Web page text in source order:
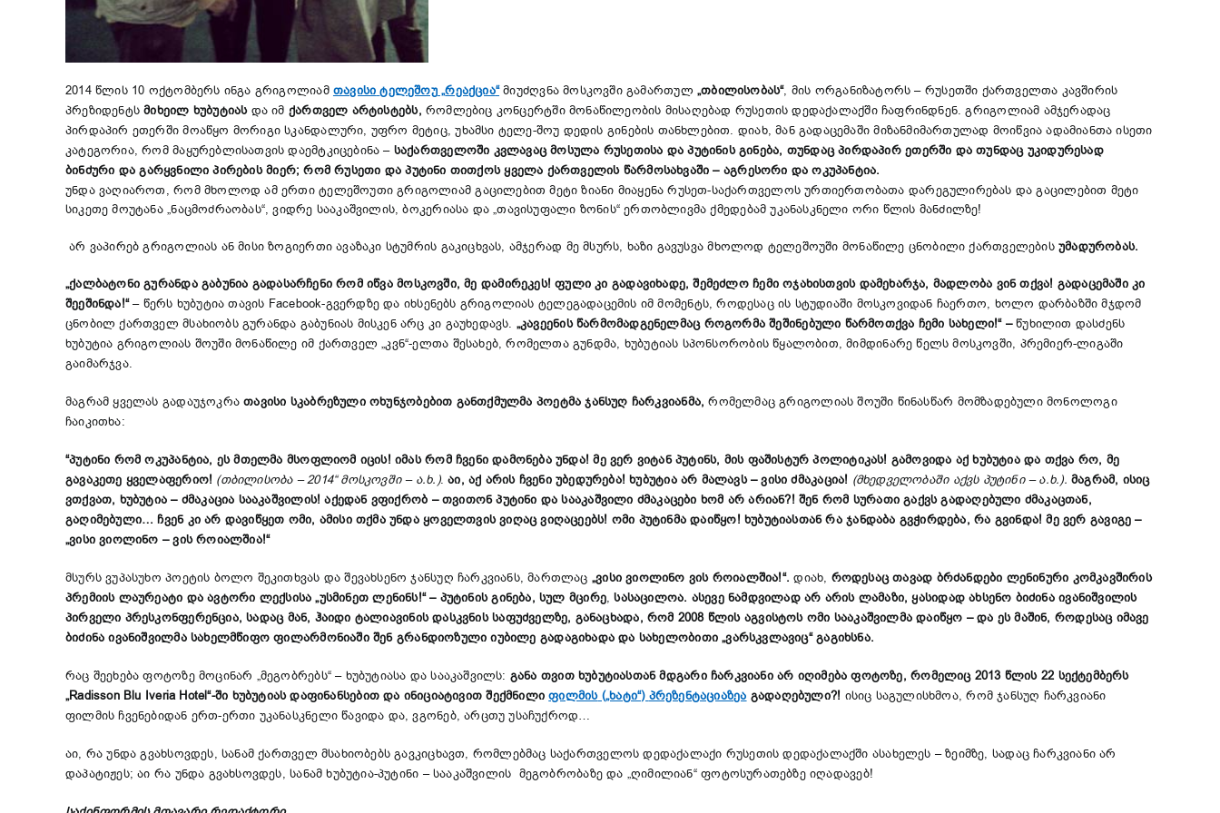
2014 წლის 10 ოქტომბერს ინგა გრიგოლიამ თავისი ტელეშოუ„რეაქცია“ მიუძღვნა მოსკოვში გამართულ „თბილისობას“, მის ორგანიზატორს – რუსეთში ქართველთა კავშირის
პრეზიდენტსმიხეილ ხუბუტიასდა იმ ქართველ არტისტებს, რომლებიც კონცერტში მონაწილეობის მისაღებად რუსეთის დედაქალაქში ჩაფრინდნენ. გრიგოლიამ ამჯერადაც
პირდაპირ ეთერში მოაწყო მორიგი სკანდალური, უფრო მეტიც, უხამსი ტელე-შოუ დედის გინების თანხლებით. დიახ, მან გადაცემაში მიზანმიმართულად მოიწვია ადამიანთა ისეთი
კატეგორია, რომ მაყურებლისათვის დაემტკიცებინა – საქართველოში კვლავაც მოსულა რუსეთისა და პუტინის გინება, თუნდაც პირდაპირ ეთერში და თუნდაც უკიდურესად
ბინძური და გარყვნილი პირების მიერ;რომრუსეთი და პუტინი თითქოს ყველა ქართველის წარმოსახვაში – აგრესორი და ოკუპანტია.
უნდა ვაღიაროთ, რომ მხოლოდ ამ ერთი ტელეშოუთი გრიგოლიამ გაცილებით მეტი ზიანი მიაყენა რუსეთ-საქართველოს ურთიერთობათა დარეგულირებას და გაცილებით მეტი
სიკეთე მოუტანა „ნაცმოძრაობას“, ვიდრე სააკაშვილის, ბოკერიასა და „თავისუფალი ზონის“ ერთობლივმა ქმედებამ უკანასკნელი ორი წლის მანძილზე!
არ ვაპირებ გრიგოლიას ან მისი ზოგიერთი ავაზაკი სტუმრის გაკიცხვას, ამჯერად მე მსურს, ხაზი გავუსვა მხოლოდ ტელეშოუში მონაწილე ცნობილი ქართველების უმადურობას.
„ქალბატონი გურანდა გაბუნია გადასარჩენი რომ იწვა მოსკოვში,მე დამირეკეს!ფული კი გადავიხადე,შემეძლო ჩემი ოჯახისთვის დამეხარჯა, მადლობა ვინ თქვა! გადაცემაში კი
შეეშინდა!“– წერს ხუბუტია თავის Facebook-გვერდზე და იხსენებს გრიგოლიას ტელეგადაცემის იმ მომენტს, როდესაც ის სტუდიაში მოსკოვიდან ჩაერთო, ხოლო დარბაზში მჯდომ
ცნობილ ქართველ მსახიობს გურანდა გაბუნიას მისკენ არც კი გაუხედავს. „კავეენის წარმომადგენელმაც როგორმა შეშინებული წარმოთქვა ჩემი სახელი!“–წუხილით დასძენს
ხუბუტია გრიგოლიას შოუში მონაწილე იმ ქართველ „კვნ“-ელთა შესახებ, რომელთა გუნდმა, ხუბუტიას სპონსორობის წყალობით, მიმდინარე წელს მოსკოვში, პრემიერ-ლიგაში
გაიმარჯვა.
მაგრამ ყველას გადაუჯოკრათავისი სკაბრეზული ოხუნჯობებით განთქმულმა პოეტმა ჯანსუღ ჩარკვიანმა, რომელმაც გრიგოლიას შოუში წინასწარ მომზადებული მონოლოგი
ჩაიკითხა:
“პუტინი რომ ოკუპანტია, ეს მთელმა მსოფლიომ იცის! იმას რომ ჩვენი დამონება უნდა! მე ვერ ვიტან პუტინს, მის ფაშისტურ პოლიტიკას! გამოვიდა აქ ხუბუტია და თქვა რო, მე
გავაკეთე ყველაფერიო! (თბილისობა – 2014“ მოსკოვში – ა.ხ.).აი, აქ არის ჩვენი უბედურება! ხუბუტია არ მალავს – ვისი ძმაკაცია! (მხედველობაში აქვს პუტინი – ა.ხ.). მაგრამ, ისიც
ვთქვათ, ხუბუტია – ძმაკაცია სააკაშვილის! აქედან ვფიქრობ – თვითონ პუტინი და სააკაშვილი ძმაკაცები ხომ არ არიან?! შენ რომ სურათი გაქვს გადაღებული ძმაკაცთან,
გაღიმებული… ჩვენ კი არ დავიწყეთ ომი, ამისი თქმა უნდა ყოველთვის ვიღაც ვიღაცეებს! ომი პუტინმა დაიწყო! ხუბუტიასთან რა ჯანდაბა გვჭირდება, რა გვინდა! მე ვერ გავიგე –
„ვისი ვიოლინო – ვის როიალშია!“
მსურს ვუპასუხო პოეტის ბოლო შეკითხვას და შევახსენო ჯანსუღ ჩარკვიანს, მართლაც „ვისი ვიოლინო ვის როიალშია!“.დიახ, როდესაც თავად ბრძანდები ლენინური კომკავშირის
პრემიის ლაურეატი და ავტორი ლექსისა „უსმინეთ ლენინს!“ – პუტინის გინება,სულ მცირე, სასაცილოა. ასევე ნამდვილად არ არის ლამაზი,ყასიდად ახსენო ბიძინა ივანიშვილის
პირველი პრესკონფერენცია,სადაც მან, ჰაიდი ტალიავინის დასკვნის საფუძველზე, განაცხადა, რომ 2008 წლის აგვისტოს ომი სააკაშვილმა დაიწყო –და ეს მაშინ, როდესაც იმავე
ბიძინა ივანიშვილმა სახელმწიფო ფილარმონიაშიშენ გრანდიოზული იუბილე გადაგიხადა და სახელობითი„ვარსკვლავიც“გაგიხსნა.
რაც შეეხება ფოტოზე მოცინარ „მეგობრებს“ – ხუბუტიასა და სააკაშვილს: განა თვით ხუბუტიასთან მდგარი ჩარკვიანი არ იღიმება ფოტოზე,რომელიც2013 წლის22 სექტემბერს
„Radisson Blu Iveria Hotel“-ში ხუბუტიას დაფინანსებით და ინიციატივით შექმნილი ფილმის(„ხატი“) პრეზენტაციაზეა გადაღებული?! ისიც საგულისხმოა, რომ ჯანსუღ ჩარკვიანი
ფილმის ჩვენებიდან ერთ-ერთი უკანასკნელი წავიდა და, ვგონებ, არცთუ უსაჩუქროდ…
აი, რა უნდა გვახსოვდეს, სანამ ქართველ მსახიობებს გავკიცხავთ, რომლებმაც საქართველოს დედაქალაქი რუსეთის დედაქალაქში ასახელეს – ზეიმზე, სადაც ჩარკვიანი არ
დაპატიჟეს; აი რა უნდა გვახსოვდეს, სანამ ხუბუტია-პუტინი – სააკაშვილის მეგობრობაზე და „ღიმილიან“ ფოტოსურათებზე იღადავებ!